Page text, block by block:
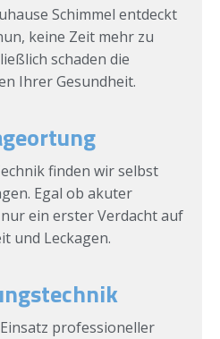
Schimmel entdeckt
keine Zeit mehr zu
schaden die
Ihrer Gesundheit.
finden wir selbst
Egal ob akuter
ein erster Verdacht auf
und Leckagen.
professioneller